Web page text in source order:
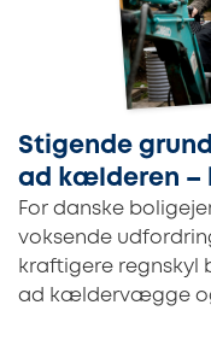
Stigende
ad kælderen –
For danske
voksende
kraftigere regnskyl
ad kældervægge